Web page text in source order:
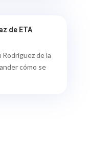
de ETA
de la
cómo se